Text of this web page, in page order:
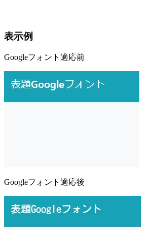
表示例
Googleフォント適応前
Googleフォント適応後